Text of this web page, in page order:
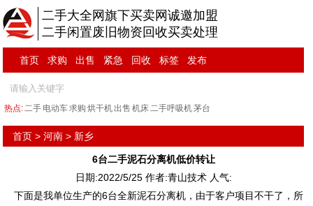
二手大全网旗下买卖网诚邀加盟
二手闲置废旧物资回收买卖处理
首页 求购 出售 紧急 回收 标签 发布
热点:二手 电动车求购 烘干机出售 机床二手呼吸机茅台
首页 >河南 > 新乡
6台二手泥石分离机低价转让
日期:2022/5/25 作者:青山技术 人气:
下面是我单位生产的6台全新泥石分离机，由于客户项目不干了，所